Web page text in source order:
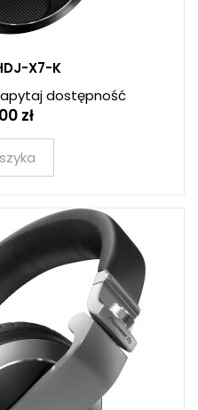
X7-K
dostępność
zł